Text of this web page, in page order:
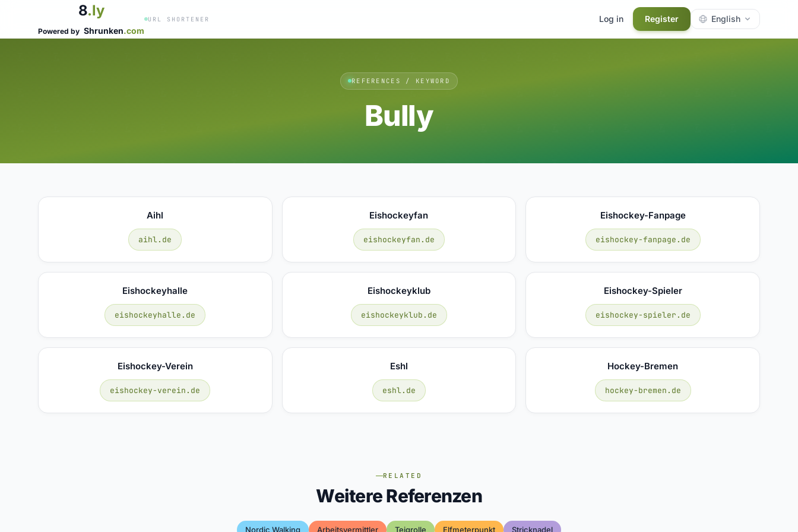
8.ly
Powered by Shrunken.com
URL SHORTENER Log in Register English
REFERENCES / KEYWORD
Bully
Aihl
aihl.de
Eishockeyfan
eishockeyfan.de
Eishockey-Fanpage
eishockey-fanpage.de
Eishockeyhalle
eishockeyhalle.de
Eishockeyklub
eishockeyklub.de
Eishockey-Spieler
eishockey-spieler.de
Eishockey-Verein
eishockey-verein.de
Eshl
eshl.de
Hockey-Bremen
hockey-bremen.de
RELATED
Weitere Referenzen
Nordic Walking Arbeitsvermittler Teigrolle Elfmeterpunkt Stricknadel